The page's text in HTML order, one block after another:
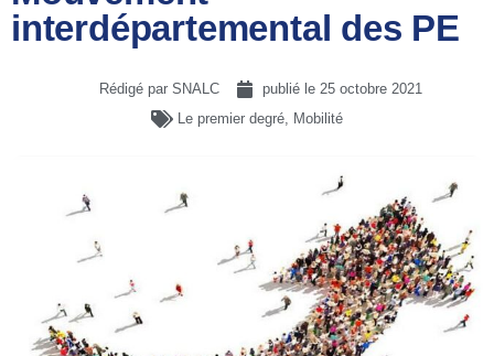
interdépartemental des PE
Rédigé par SNALC publié le 25 octobre 2021
Le premier degré, Mobilité